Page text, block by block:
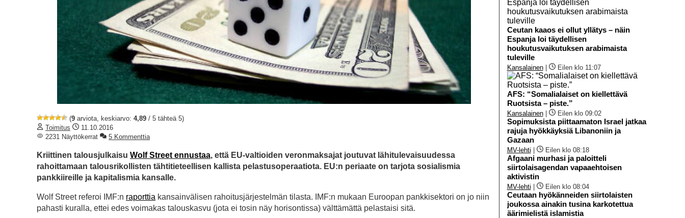
(9 arviota, keskiarvo: 4,89 / 5 tähteä 5)
Toimitus
11.10.2016
2231 Näyttökerrat
5 Kommenttia
Kriittinen talousjulkaisu Wolf Street ennustaa, että EU-valtioiden veronmaksajat joutuvat lähitulevaisuudessa
rahoittamaan talousrikollisten tähtitieteellisen kallista pelastusoperaatiota. EU:n periaate on tarjota sosialismia
pankkiireille ja kapitalismia kansalle.
Wolf Street referoi IMF:n raporttia kansainvälisen rahoitusjärjestelmän tilasta. IMF:n mukaan Euroopan pankkisektori on jo niin
pahasti kuralla, ettei edes voimakas talouskasvu (jota ei tosin näy horisontissa) välttämättä pelastaisi sitä.
Ceutan kaaos ei ollut yllätys – näin
Espanja loi täydellisen
houkutusvaikutuksen arabimaista
tuleville
Kansalainen| Eilen klo 11:07
AFS: “Somalialaiset on kiellettävä
Ruotsista – piste.”
Kansalainen| Eilen klo 09:02
Sopimuksista piittaamaton Israel jatkaa
rajuja hyökkäyksiä Libanoniin ja
Gazaan
MV-lehti Eilen klo 08:18
Afgaani murhasi ja paloitteli
siirtolaisagendan vapaaehtoisen
aktivistin
MV-lehti Eilen klo 08:04
Ceutaan hyökänneiden siirtolaisten
joukossa ainakin tusina karkotettua
äärimielistä islamistia